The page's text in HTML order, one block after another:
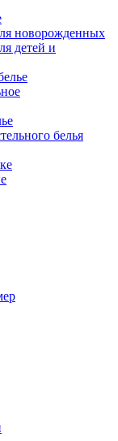
новорожденных
детей и
белья